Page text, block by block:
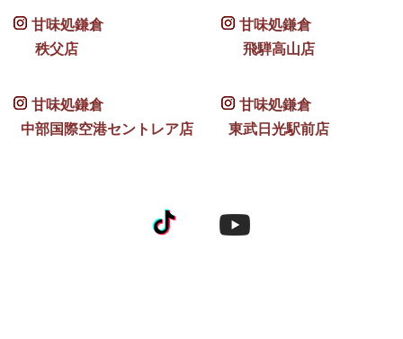
甘味処鎌倉
秩父店
甘味処鎌倉
飛騨高山店
甘味処鎌倉
中部国際空港セントレア店
甘味処鎌倉
東武日光駅前店